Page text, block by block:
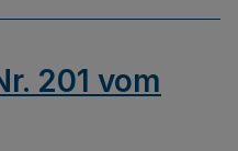
201 vom